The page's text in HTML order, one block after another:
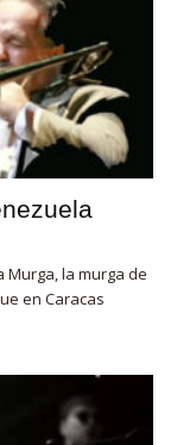
Murga, la murga de
en Caracas